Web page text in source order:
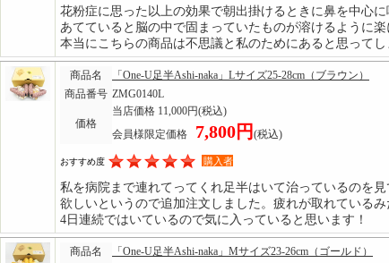
花粉症に思った以上の効果で朝出掛けるときに鼻を中心
あてていると脳の中で固まっていたものが溶けるように
本当にこちらの商品は不思議と私のためにあると思ってし
商品名
「One-U足半Ashi-naka」Lサイズ25-28cm（ブラウン）
商品番号 ZMG0140L
価格
当店価格 11,000円(税込)
会員様限定価格
7,800円 (税込)
おすすめ度 購入者
私を病院まで連れてってくれ足半はいて治っているのを見
欲しいというので追加注文しました。疲れが取れているみ
4日連続ではいているので気に入っていると思います！
商品名
「One-U足半Ashi-naka」Mサイズ23-26cm（ゴールド）